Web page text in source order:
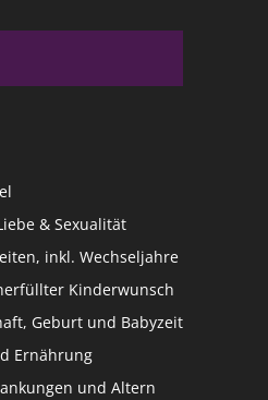
& Sexualität
inkl. Wechseljahre
Kinderwunsch
Geburt und Babyzeit
Ernährung
und Altern